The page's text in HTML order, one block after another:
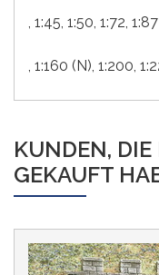
, 1:45, 1:50, 1:72,
, 1:160 (N), 1:200,
KUNDEN, DIE
GEKAUFT